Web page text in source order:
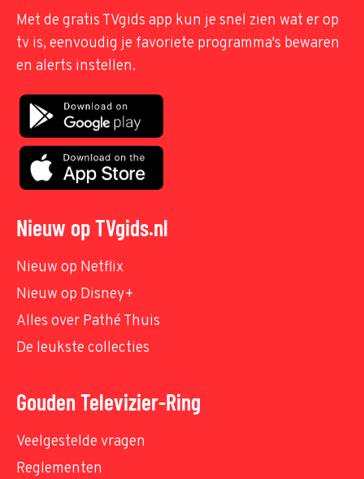
Met de gratis TVgids app kun je snel zien wat er op
tv is, eenvoudig je favoriete programma's bewaren
en alerts instellen.
Nieuw op TVgids.nl
Nieuw op Netflix
Nieuw op Disney+
Alles over Pathé Thuis
De leukste collecties
Gouden Televizier-Ring
Veelgestelde vragen
Reglementen